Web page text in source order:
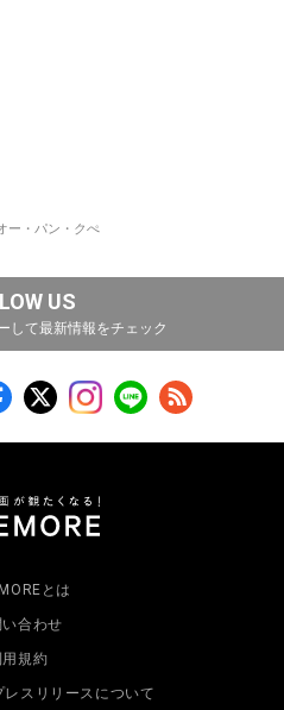
ー・パン・クぺ
US
して最新情報をチェック
とは
い合わせ
用規約
スリリースについて